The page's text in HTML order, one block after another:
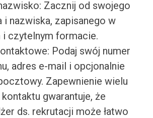
Zacznij od swojego
i nazwiska, zapisanego w
i czytelnym formacie.
Podaj swój numer
adres e-mail i opcjonalnie
Zapewnienie wielu
gwarantuje, że
ds. rekrutacji może łatwo